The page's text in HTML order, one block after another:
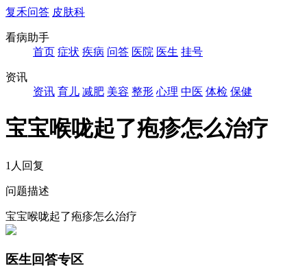
复禾问答 皮肤科
看病助手
首页 症状 疾病 问答 医院 医生 挂号
资讯
资讯 育儿 减肥 美容 整形 心理 中医 体检 保健
宝宝喉咙起了疱疹怎么治疗
1人回复
问题描述
宝宝喉咙起了疱疹怎么治疗
医生回答专区